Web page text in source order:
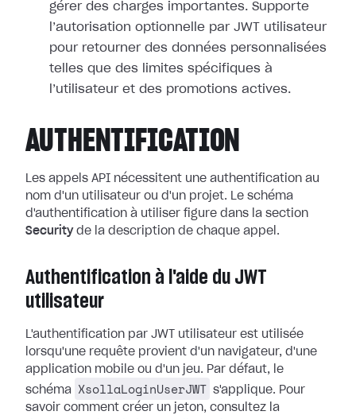
gérer des charges importantes. Supporte
l’autorisation optionnelle par JWT utilisateur
pour retourner des données personnalisées
telles que des limites spécifiques à
l’utilisateur et des promotions actives.
AUTHENTIFICATION
Les appels API nécessitent une authentification au
nom d'un utilisateur ou d'un projet. Le schéma
d'authentification à utiliser figure dans la section
Securityde la description de chaque appel.
Authentification à l'aide du JWT
utilisateur
L'authentification par JWT utilisateur est utilisée
lorsqu'une requête provient d'un navigateur, d'une
application mobile ou d'un jeu. Par défaut, le
schéma
XsollaLoginUserJWT s'applique. Pour
savoir comment créer un jeton, consultez la